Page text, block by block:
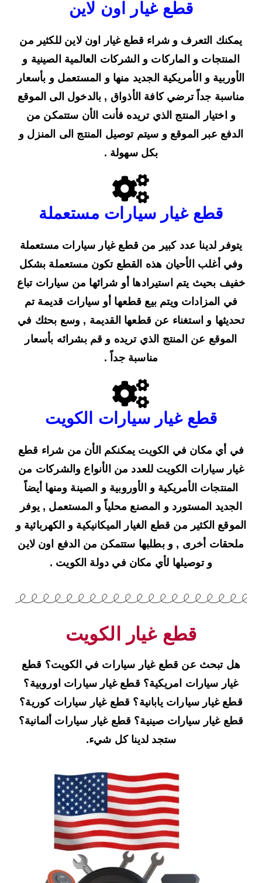
قطع غيار اون لاين
يمكنك التعرف و شراء قطع غيار اون لاين للكثير من
المنتجات و الماركات و الشركات العالمية الصينية و
الأوربية و الأمريكية الجديد منها و المستعمل و بأسعار
مناسبة جداً ترضي كافة الأذواق , بالدخول الى الموقع
و اختيار المنتج الذي تريده فأنت الأن ستتمكن من
الدفع عبر الموقع و سيتم توصيل المنتج الى المنزل و
بكل سهولة .
قطع غيار سيارات مستعملة
يتوفر لدينا عدد كبير من قطع غيار سيارات مستعملة
وفي أغلب الأحيان هذه القطع تكون مستعملة بشكل
خفيف بحيث يتم استيرادها أو شرائها من سيارات تباع
في المزادات ويتم بيع قطعها أو سيارات قديمة تم
تحديثها و استغناء عن قطعها القديمة , وسع بحثك في
الموقع عن المنتج الذي تريده و قم بشرائه بأسعار
مناسبة جداً .
قطع غيار سيارات الكويت
في أي مكان في الكويت يمكنكم الأن من شراء قطع
غيار سيارات الكويت للعدد من الأنواع والشركات من
المنتجات الأمريكية و الأوروبية و الصينة ومنها أيضاً
الجديد المستورد و المصنع محلياً و المستعمل , يوفر
الموقع الكثير من قطع الغيار الميكانيكية و الكهربائية و
ملحقات أخرى , و بطلبها ستتمكن من الدفع اون لاين
و توصيلها لأي مكان في دولة الكويت .
قطع غيار الكويت
هل تبحث عن قطع غيار سيارات في الكويت؟ قطع
غيار سيارات امريكية؟ قطع غيار سيارات اوروبية؟
قطع غيار سيارات يابانية؟ قطع غيار سيارات كورية؟
قطع غيار سيارات صينية؟ قطع غيار سيارات ألمانية؟
ستجد لدينا كل شيء.